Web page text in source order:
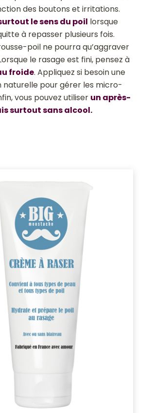
des boutons et irritations.
le sens du poil lorsque
à repasser plusieurs fois.
poil ne pourra qu’aggraver
le rasage est fini, pensez à
froide. Appliquez si besoin une
naturelle pour gérer les micro-
vous pouvez utiliser un après-
surtout sans alcool.